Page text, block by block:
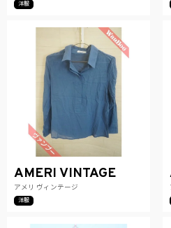
洋服
AMERI VINTAGE
アメリ ヴィンテージ
洋服